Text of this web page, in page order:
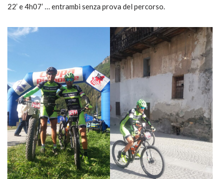
22’ e 4h07’ … entrambi senza prova del percorso.